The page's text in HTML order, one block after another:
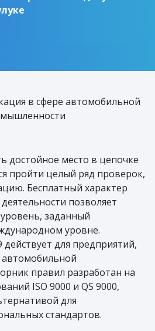
в сфере автомобильной
достойное место в цепочке
пройти целый ряд проверок,
Бесплатный характер
позволяет
заданный
уровне.
для предприятий,
правил разработан на
ISO 9000 и QS 9000,
для
стандартов.